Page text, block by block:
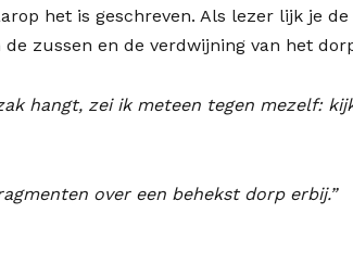
het is geschreven. Als lezer lijk je
zussen en de verdwijning van het
hangt, zei ik meteen tegen mezelf:
over een behekst dorp erbij.”